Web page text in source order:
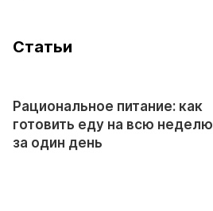
Cтатьи
Рациональное питание: как
готовить еду на всю неделю
за один день